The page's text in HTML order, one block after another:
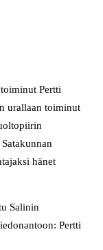
Pertti
urallaan toiminut
hänet
Salinin
Pertti